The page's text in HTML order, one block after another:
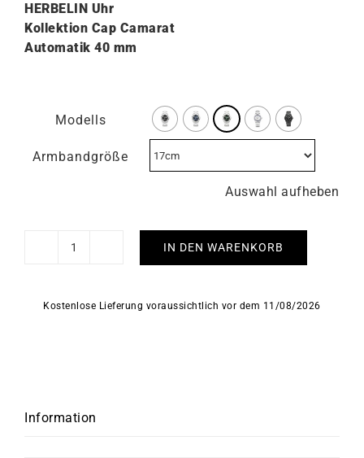
HERBELIN Uhr
Kollektion Cap Camarat
Automatik 40 mm
Modells
Armbandgröße
Auswahl aufheben
HERBELIN
Camarat
IN DEN WARENKORB
Kostenlose Lieferung voraussichtlich vor dem 11/08/2026
Information